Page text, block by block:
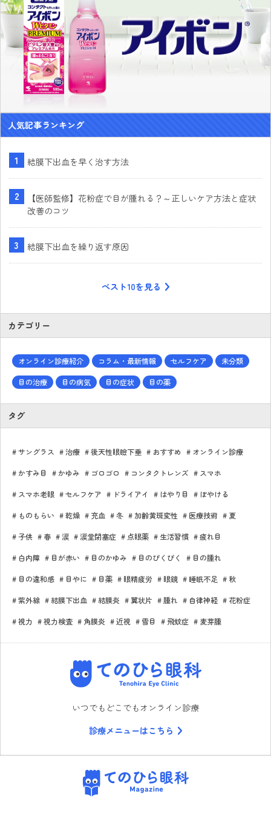
人気記事ランキング
結膜下出血を早く治す方法
【医師監修】花粉症で目が腫れる？～正しいケア方法と症状
改善のコツ
結膜下出血を繰り返す原因
ベスト10を見る
カテゴリー
オンライン診療紹介 コラム・最新情報 セルフケア 未分類
目の治療 目の病気 目の症状 目の薬
タグ
サングラス 治療 後天性眼瞼下垂 おすすめ オンライン診療
かすみ目 かゆみ ゴロゴロ コンタクトレンズ スマホ
スマホ老眼 セルフケア ドライアイ はやり目 ぼやける
ものもらい 乾燥 充血 冬 加齢黄斑変性 医療技術 夏
子供 春 涙 涙堂閉塞症 点眼薬 生活習慣 疲れ目
白内障 目が赤い 目のかゆみ 目のぴくぴく 目の腫れ
目の違和感 目やに 目薬 眼精疲労 眼鏡 睡眠不足 秋
紫外線 結膜下出血 結膜炎 翼状片 腫れ 自律神経 花粉症
視力 視力検査 角膜炎 近視 雪目 飛蚊症 麦芽腫
てのひら眼科
いつでもどこでもオンライン診療
診療メニューはこちら
てのひら眼科